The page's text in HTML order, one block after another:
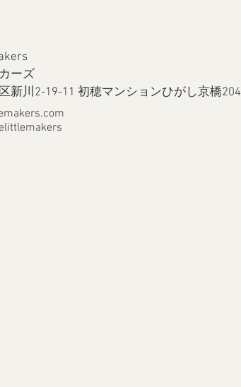
ーズ
新川2-19-11 初穂マンションひがし京橋204